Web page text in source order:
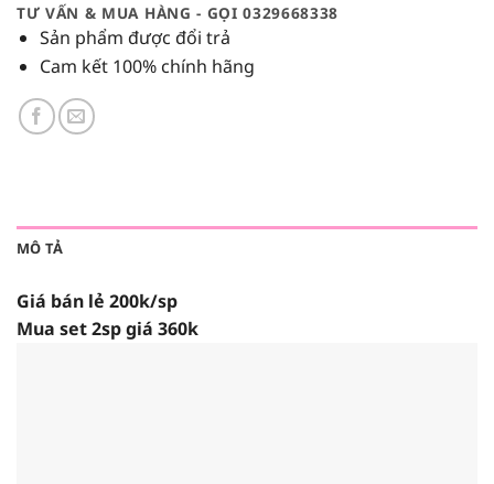
TƯ VẤN & MUA HÀNG - GỌI 0329668338
Sản phẩm được đổi trả
Cam kết 100% chính hãng
MÔ TẢ
Giá bán lẻ 200k/sp
Mua set 2sp giá 360k